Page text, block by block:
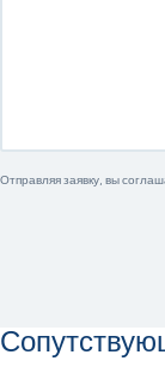
Отправляя заявку, вы